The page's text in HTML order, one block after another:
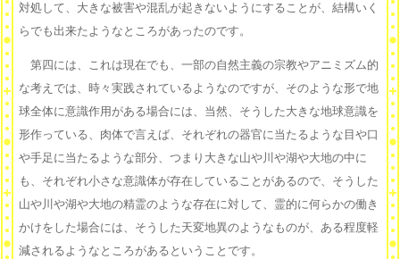
対処して、大きな被害や混乱が起きないようにすることが、結構いく
らでも出来たようなところがあったのです。
第四には、これは現在でも、一部の自然主義の宗教やアニミズム的
な考えでは、時々実践されているようなのですが、そのような形で地
球全体に意識作用がある場合には、当然、そうした大きな地球意識を
形作っている、肉体で言えば、それぞれの器官に当たるような目や口
や手足に当たるような部分、つまり大きな山や川や湖や大地の中に
も、それぞれ小さな意識体が存在していることがあるので、そうした
山や川や湖や大地の精霊のような存在に対して、霊的に何らかの働き
かけをした場合には、そうした天変地異のようなものが、ある程度軽
減されるようなところがあるということです。